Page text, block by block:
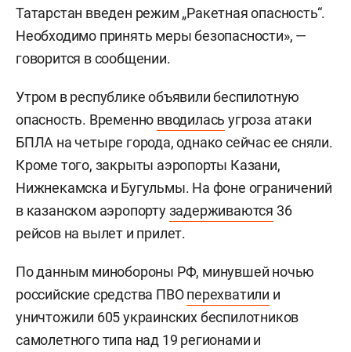
Татарстан введен режим „Ракетная опасность“.
Необходимо принять меры безопасности», —
говорится в сообщении.
Утром в республике объявили беспилотную
опасность. Временно вводилась угроза атаки
БПЛА на четыре города, однако сейчас ее сняли.
Кроме того, закрыты аэропорты Казани,
Нижнекамска и Бугульмы. На фоне ограничений
в казанском аэропортузадерживаются 36
рейсов на вылет и прилет.
По данным минобороны РФ, минувшей ночью
российские средства ПВОперехватили и
уничтожили 605 украинских беспилотников
самолетного типа над 19 регионами и